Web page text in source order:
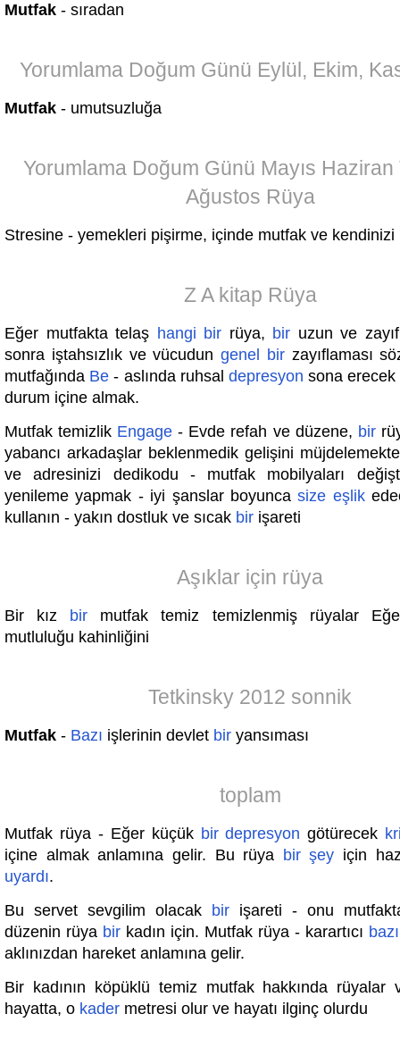
Mutfak - sıradan
Yorumlama Doğum Günü Eylül, Ekim,
Mutfak - umutsuzluğa
Yorumlama Doğum Günü Mayıs Haziran
Ağustos Rüya
Stresine - yemekleri pişirme, içinde mutfak ve kendinizi
Z A kitap Rüya
Eğer mutfakta telaş hangi bir rüya, bir uzun ve
sonra iştahsızlık ve vücudun genel birzayıflaması
mutfağında Be - aslında ruhsaldepresyon sona
durum içine almak.
Mutfak temizlik Engage - Evde refah ve düzene, bir
yabancı arkadaşlar beklenmedik gelişini
ve adresinizi dedikodu - mutfak mobilyaları
yenileme yapmak - iyi şanslar boyuncasize eşlik
kullanın - yakın dostluk ve sıcak bir işareti
Aşıklar için rüya
Bir kız bir mutfak temiz temizlenmiş rüyalar
mutluluğu kahinliğini
Tetkinsky 2012 sonnik
Mutfak - Bazı işlerinin devlet bir yansıması
toplam
Mutfak rüya - Eğer küçük bir depresyon götürecek
içine almak anlamına gelir. Bu rüya bir şey için
uyardı.
Bu servet sevgilim olacak bir işareti - onu
düzenin rüya bir kadın için. Mutfak rüya - karartıcı bazı
aklınızdan hareket anlamına gelir.
Bir kadının köpüklü temiz mutfak hakkında rüyalar
hayatta, o kader metresi olur ve hayatı ilginç olurdu